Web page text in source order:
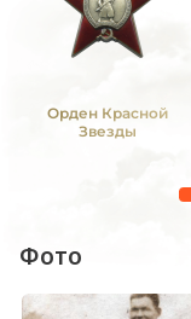
Орден Красной
Звезды
Фото